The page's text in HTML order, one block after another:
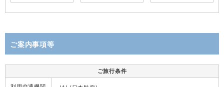
ご案内事項等
ご旅行条件